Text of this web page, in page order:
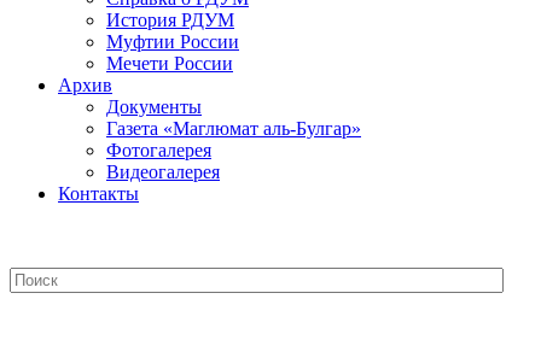
История РДУМ
Муфтии России
Мечети России
Архив
Документы
Газета «Маглюмат аль-Булгар»
Фотогалерея
Видеогалерея
Контакты